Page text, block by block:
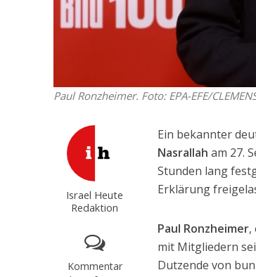
Paul Ronzheimer. Foto: EPA-EFE/
Israel Heute
Redaktion
Kommentar
Ein bekannter
Nasrallaham 27.
Stunden lang
Erklärung
Paul Ronzheimer,
mit Mitgliedern
Dutzende von